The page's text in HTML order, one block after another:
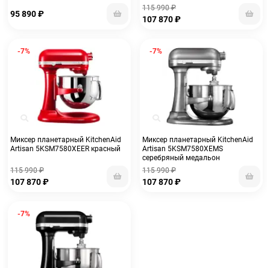
95 890₽
115 990₽
107 870₽
-7%
Миксер планетарный KitchenAid
Artisan 5KSM7580XEER красный
115 990₽
107 870₽
-7%
Миксер планетарный KitchenAid
Artisan 5KSM7580XEMS
cеребряный медальон
115 990₽
107 870₽
-7%